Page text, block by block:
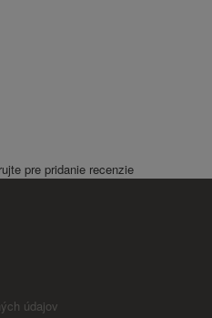
pre pridanie recenzie
údajov